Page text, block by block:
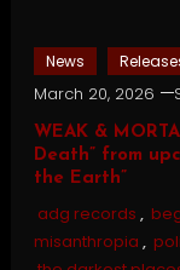
News
March 20, 2026
WEAK &
Death” from
the Earth”
adg records ,
misanthropia ,